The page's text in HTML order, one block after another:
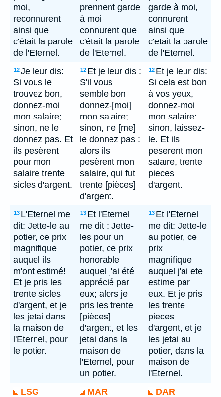
moi,
reconnurent
ainsi que
c'était la parole
de l'Eternel.
prennent garde
à moi
connurent que
c'était la parole
de l'Eternel.
garde à moi,
connurent
ainsi que
c'etait la parole
de l'Eternel.
12Je leur dis:
Si vous le
trouvez bon,
donnez-moi
mon salaire;
sinon, ne le
donnez pas. Et
ils pesèrent
pour mon
salaire trente
sicles d'argent.
12 Et je leur dis :
S'il vous
semble bon
donnez-[moi]
mon salaire;
sinon, ne [me]
le donnez pas :
alors ils
pesèrent mon
salaire, qui fut
trente [pièces]
d'argent.
12 Et je leur dis:
Si cela est bon
à vos yeux,
donnez-moi
mon salaire:
sinon, laissez-
le. Et ils
peserent mon
salaire, trente
pieces
d'argent.
13 L'Eternel me
dit: Jette-le au
potier, ce prix
magnifique
auquel ils
m'ont estimé!
Et je pris les
trente sicles
d'argent, et je
les jetai dans
la maison de
l'Eternel, pour
le potier.
13 Et l'Eternel
me dit : Jette-
les pour un
potier, ce prix
honorable
auquel j'ai été
apprécié par
eux; alors je
pris les trente
[pièces]
d'argent, et les
jetai dans la
maison de
l'Eternel, pour
un potier.
13 Et l'Eternel
me dit: Jette-le
au potier, ce
prix
magnifique
auquel j'ai ete
estime par
eux. Et je pris
les trente
pieces
d'argent, et je
les jetai au
potier, dans la
maison de
l'Eternel.
LSG
MAR DAR